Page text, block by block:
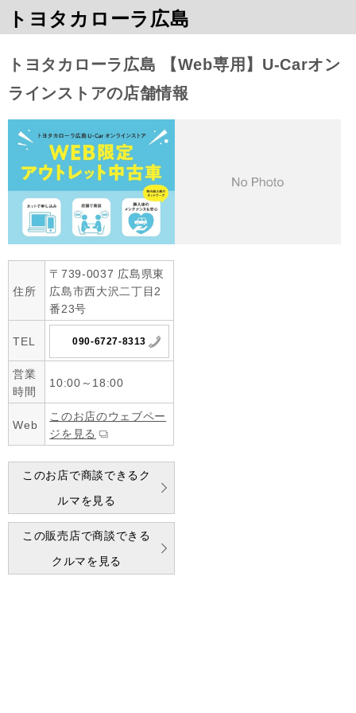
トヨタカローラ広島
トヨタカローラ広島 【Web専用】U-Carオン
ラインストアの店舗情報
住所
〒739-0037 広島県東
広島市西大沢二丁目2
番23号
TEL 090-6727-8313
営業
時間
10:00～18:00
Web
このお店のウェブペー
ジを見る
このお店で商談できるク
ルマを見る
この販売店で商談できる
クルマを見る